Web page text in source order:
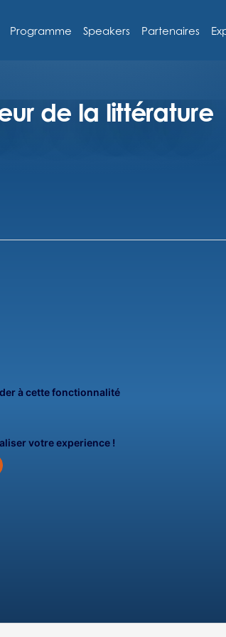
Programme Speakers Partenaires
de la littérature
à cette fonctionnalité
votre experience !